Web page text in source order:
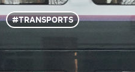
TRANSPORTS